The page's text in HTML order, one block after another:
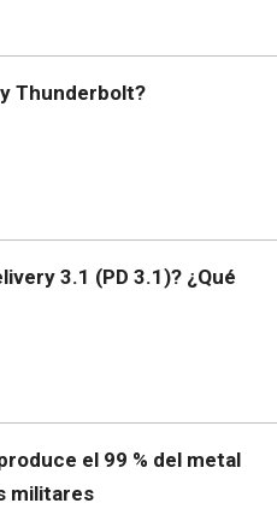
Thunderbolt?
3.1 (PD 3.1)? ¿Qué
el 99 % del metal
militares